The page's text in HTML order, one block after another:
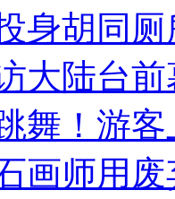
身胡同
大陆台
舞！游客
画师用